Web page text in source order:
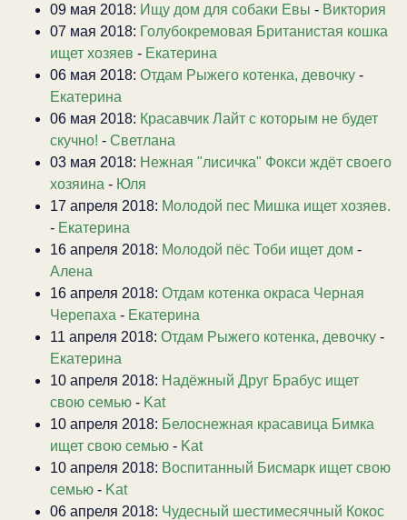
09 мая 2018: Ищу дом для собаки Евы - Виктория
07 мая 2018: Голубокремовая Британистая кошка
ищет хозяев - Екатерина
06 мая 2018: Отдам Рыжего котенка, девочку -
Екатерина
06 мая 2018: Красавчик Лайт с которым не будет
скучно! - Светлана
03 мая 2018: Нежная "лисичка" Фокси ждёт своего
хозяина - Юля
17 апреля 2018: Молодой пес Мишка ищет хозяев.
- Екатерина
16 апреля 2018: Молодой пёс Тоби ищет дом -
Алена
16 апреля 2018: Отдам котенка окраса Черная
Черепаха - Екатерина
11 апреля 2018: Отдам Рыжего котенка, девочку -
Екатерина
10 апреля 2018: Надёжный Друг Брабус ищет
свою семью - Kat
10 апреля 2018: Белоснежная красавица Бимка
ищет свою семью - Kat
10 апреля 2018: Воспитанный Бисмарк ищет свою
семью - Kat
06 апреля 2018: Чудесный шестимесячный Кокос